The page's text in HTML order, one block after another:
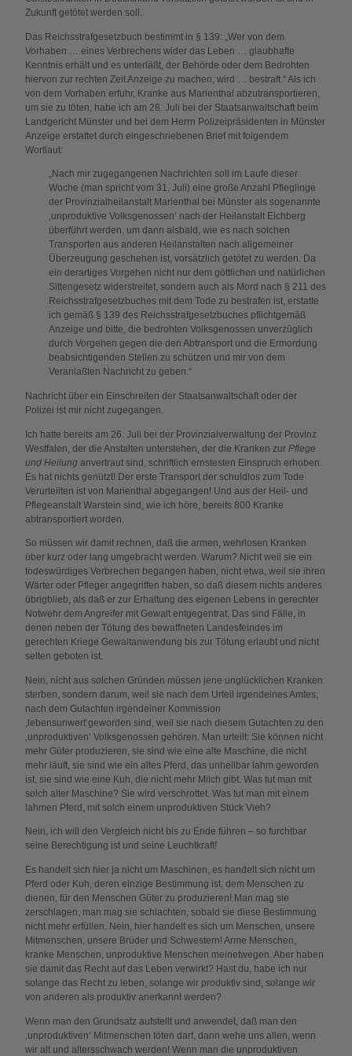
Zukunft getötet werden soll.
Das Reichsstrafgesetzbuch bestimmt in § 139: „Wer von dem
Vorhaben … eines Verbrechens wider das Leben … glaubhafte
Kenntnis erhält und es unterläßt, der Behörde oder dem Bedrohten
hiervon zur rechten Zeit Anzeige zu machen, wird … bestraft.“ Als ich
von dem Vorhaben erfuhr, Kranke aus Marienthal abzutransportieren,
um sie zu töten, habe ich am 28. Juli bei der Staatsanwaltschaft beim
Landgericht Münster und bei dem Herrn Polizeipräsidenten in Münster
Anzeige erstattet durch eingeschriebenen Brief mit folgendem
Wortlaut:
„Nach mir zugegangenen Nachrichten soll im Laufe dieser
Woche (man spricht vom 31. Juli) eine große Anzahl Pfleglinge
der Provinzialheilanstalt Marienthal bei Münster als sogenannte
‚unproduktive Volksgenossen‘ nach der Heilanstalt Eichberg
überführt werden, um dann alsbald, wie es nach solchen
Transporten aus anderen Heilanstalten nach allgemeiner
Überzeugung geschehen ist, vorsätzlich getötet zu werden. Da
ein derartiges Vorgehen nicht nur dem göttlichen und natürlichen
Sittengesetz widerstreitet, sondern auch als Mord nach § 211 des
Reichsstrafgesetzbuches mit dem Tode zu bestrafen ist, erstatte
ich gemäß § 139 des Reichsstrafgesetzbuches pflichtgemäß
Anzeige und bitte, die bedrohten Volksgenossen unverzüglich
durch Vorgehen gegen die den Abtransport und die Ermordung
beabsichtigenden Stellen zu schützen und mir von dem
Veranlaßten Nachricht zu geben.“
Nachricht über ein Einschreiten der Staatsanwaltschaft oder der
Polizei ist mir nicht zugegangen.
Ich hatte bereits am 26. Juli bei der Provinzialverwaltung der Provinz
Westfalen, der die Anstalten unterstehen, der die Kranken zur Pflege
und Heilung anvertraut sind, schriftlich ernstesten Einspruch erhoben.
Es hat nichts genützt! Der erste Transport der schuldlos zum Tode
Verurteilten ist von Marienthal abgegangen! Und aus der Heil- und
Pflegeanstalt Warstein sind, wie ich höre, bereits 800 Kranke
abtransportiert worden.
So müssen wir damit rechnen, daß die armen, wehrlosen Kranken
über kurz oder lang umgebracht werden. Warum? Nicht weil sie ein
todeswürdiges Verbrechen begangen haben, nicht etwa, weil sie ihren
Wärter oder Pfleger angegriffen haben, so daß diesem nichts anderes
übrigblieb, als daß er zur Erhaltung des eigenen Lebens in gerechter
Notwehr dem Angreifer mit Gewalt entgegentrat, Das sind Fälle, in
denen neben der Tötung des bewaffneten Landesfeindes im
gerechten Kriege Gewaltanwendung bis zur Tötung erlaubt und nicht
selten geboten ist.
Nein, nicht aus solchen Gründen müssen jene unglücklichen Kranken
sterben, sondern darum, weil sie nach dem Urteil irgendeines Amtes,
nach dem Gutachten irgendeiner Kommission
‚lebensunwert‘geworden sind, weil sie nach diesem Gutachten zu den
‚unproduktiven‘ Volksgenossen gehören. Man urteilt: Sie können nicht
mehr Güter produzieren, sie sind wie eine alte Maschine, die nicht
mehr läuft, sie sind wie ein altes Pferd, das unheilbar lahm geworden
ist, sie sind wie eine Kuh, die nicht mehr Milch gibt. Was tut man mit
solch alter Maschine? Sie wird verschrottet. Was tut man mit einem
lahmen Pferd, mit solch einem unproduktiven Stück Vieh?
Nein, ich will den Vergleich nicht bis zu Ende führen – so furchtbar
seine Berechtigung ist und seine Leuchtkraft!
Es handelt sich hier ja nicht um Maschinen, es handelt sich nicht um
Pferd oder Kuh, deren einzige Bestimmung ist, dem Menschen zu
dienen, für den Menschen Güter zu produzieren! Man mag sie
zerschlagen, man mag sie schlachten, sobald sie diese Bestimmung
nicht mehr erfüllen. Nein, hier handelt es sich um Menschen, unsere
Mitmenschen, unsere Brüder und Schwestern! Arme Menschen,
kranke Menschen, unproduktive Menschen meinetwegen. Aber haben
sie damit das Recht auf das Leben verwirkt? Hast du, habe ich nur
solange das Recht zu leben, solange wir produktiv sind, solange wir
von anderen als produktiv anerkannt werden?
Wenn man den Grundsatz aufstellt und anwendet, daß man den
‚unproduktiven‘ Mitmenschen töten darf, dann wehe uns allen, wenn
wir alt und altersschwach werden! Wenn man die unproduktiven